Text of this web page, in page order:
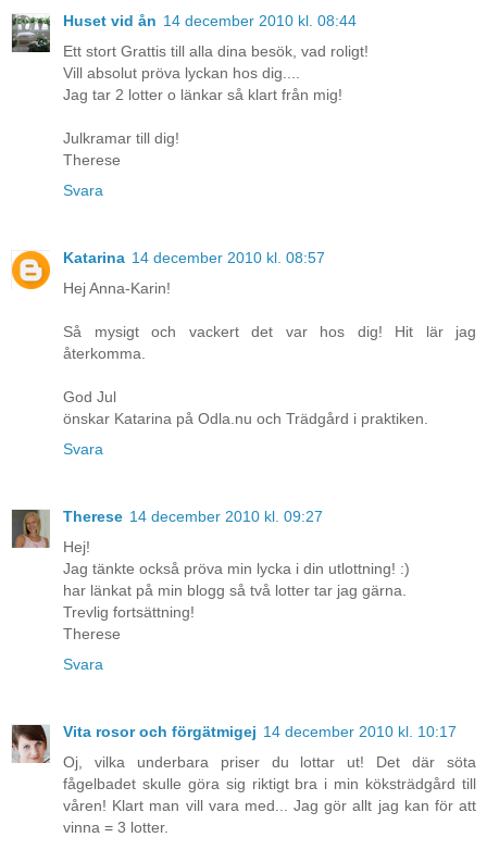
Huset vid ån 14 december 2010 kl. 08:44
Ett stort Grattis till alla dina besök, vad roligt!
Vill absolut pröva lyckan hos dig....
Jag tar 2 lotter o länkar så klart från mig!
Julkramar till dig!
Therese
Svara
Katarina 14 december 2010 kl. 08:57
Hej Anna-Karin!
Så mysigt och vackert det var hos dig! Hit lär jag
återkomma.
God Jul
önskar Katarina på Odla.nu och Trädgård i praktiken.
Svara
Therese 14 december 2010 kl. 09:27
Hej!
Jag tänkte också pröva min lycka i din utlottning! :)
har länkat på min blogg så två lotter tar jag gärna.
Trevlig fortsättning!
Therese
Svara
Vita rosor och förgätmigej 14 december 2010 kl. 10:17
Oj, vilka underbara priser du lottar ut! Det där söta
fågelbadet skulle göra sig riktigt bra i min köksträdgård till
våren! Klart man vill vara med... Jag gör allt jag kan för att
vinna = 3 lotter.